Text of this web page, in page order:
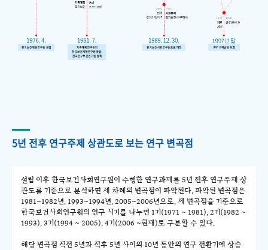
5년 전후 연구주제 상관도로 보는 연구 변곡점
설립 이후 한국보건사회연구원이 수행한 연구과제를 5년 전후 연구주제 상
관도를 기준으로 분석하면 세 차례의 변곡점이 파악된다. 파악된 변곡점은
1981~1982년, 1993~1994년, 2005~2006년으로, 세 변곡점을 기준으로
한국보건사회연구원의 연구 시기를 나누면 1기(1971 ~ 1981), 2기(1982 ~
1993), 3기(1994 ~ 2005), 4기(2006 ~현재)로 구분할 수 있다.
해당 변곡점 직전 5년과 직후 5년 사이의 10년 동안의 연구 전환기에 상승